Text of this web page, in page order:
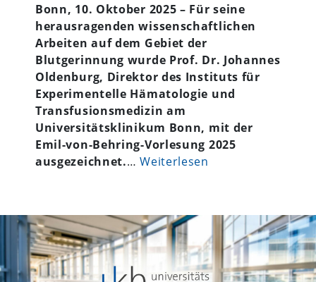
Bonn, 10. Oktober 2025 – Für seine
herausragenden wissenschaftlichen
Arbeiten auf dem Gebiet der
Blutgerinnung wurde Prof. Dr. Johannes
Oldenburg, Direktor des Instituts für
Experimentelle Hämatologie und
Transfusionsmedizin am
Universitätsklinikum Bonn, mit der
Emil-von-Behring-Vorlesung 2025
ausgezeichnet.…Weiterlesen